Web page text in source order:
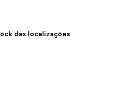
das localizações